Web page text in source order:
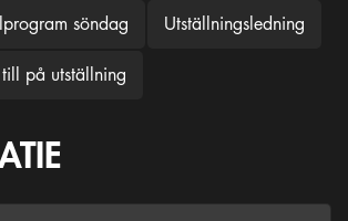
söndag Utställningsledning
på utställning